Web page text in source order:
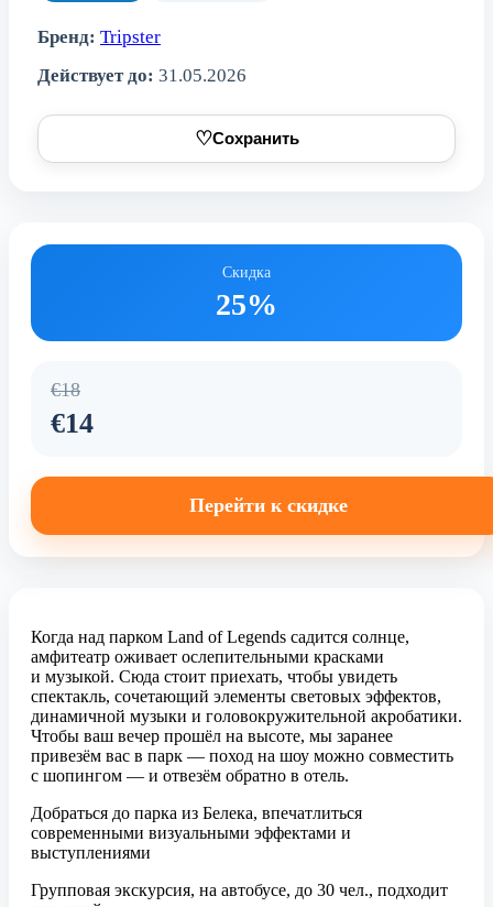
Бренд: Tripster
Действует до: 31.05.2026
♡Сохранить
Скидка
25%
€18
€14
Перейти к скидке
Когда над парком Land of Legends садится солнце,
амфитеатр оживает ослепительными красками
и музыкой. Сюда стоит приехать, чтобы увидеть
спектакль, сочетающий элементы световых эффектов,
динамичной музыки и головокружительной акробатики.
Чтобы ваш вечер прошёл на высоте, мы заранее
привезём вас в парк — поход на шоу можно совместить
с шопингом — и отвезём обратно в отель.
Добраться до парка из Белека, впечатлиться
современными визуальными эффектами и
выступлениями
Групповая экскурсия, на автобусе, до 30 чел., подходит